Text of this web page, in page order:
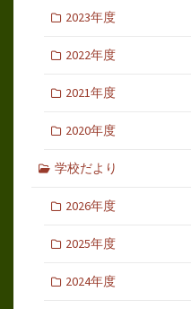
2023年度
2022年度
2021年度
2020年度
学校だより
2026年度
2025年度
2024年度